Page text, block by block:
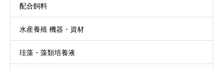
配合飼料
水産養殖 機器・資材
珪藻・藻類培養液